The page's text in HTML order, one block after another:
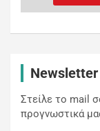
Newsletter
Στείλε το mail
προγνωστικά